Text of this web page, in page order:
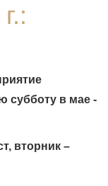
субботу в мае -
вторник –